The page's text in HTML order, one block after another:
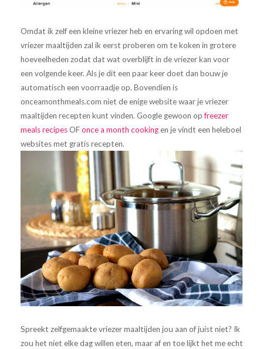
Omdat ik zelf een kleine vriezer heb en ervaring wil opdoen met
vriezer maaltijden zal ik eerst proberen om te koken in grotere
hoeveelheden zodat dat wat overblijft in de vriezer kan voor
een volgende keer. Als je dit een paar keer doet dan bouw je
automatisch een voorraadje op. Bovendien is
onceamonthmeals.com niet de enige website waar je vriezer
maaltijden recepten kunt vinden. Google gewoon opfreezer
meals recipesOFonce a month cookingen je vindt een heleboel
websites met gratis recepten.
Spreekt zelfgemaakte vriezer maaltijden jou aan of juist niet? Ik
zou het niet elke dag willen eten, maar af en toe lijkt het me echt